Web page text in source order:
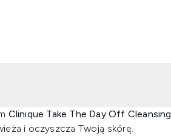
Clinique Take The Day Off Cleansing
i oczyszcza Twoją skórę.